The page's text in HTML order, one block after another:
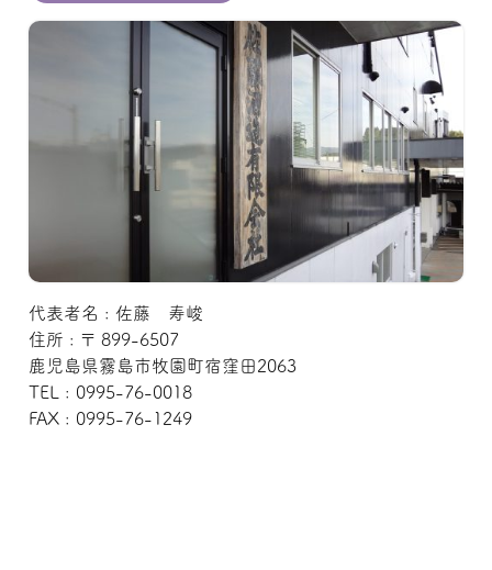
代表者名 : 佐藤 寿峻
住所 : 〒 899-6507
鹿児島県霧島市牧園町宿窪田2063
TEL : 0995-76-0018
FAX : 0995-76-1249